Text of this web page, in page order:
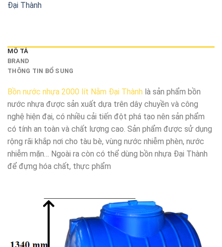
Đại Thành
MÔ TẢ
BRAND
THÔNG TIN BỔ SUNG
Bồn nước nhựa 2000 lít Nằm Đại Thành là sản phẩm bồn
nước nhựa được sản xuất dựa trên dây chuyền và công
nghệ hiện đại, có nhiều cải tiến đột phá tạo nên sản phẩm
có tính an toàn và chất lượng cao. Sản phẩm được sử dụng
rộng rãi khắp nơi cho tàu bè, vùng nước nhiễm phèn, nước
nhiễm mặn… Ngoài ra còn có thể dùng bồn nhựa Đại Thành
để đựng hóa chất, thực phẩm